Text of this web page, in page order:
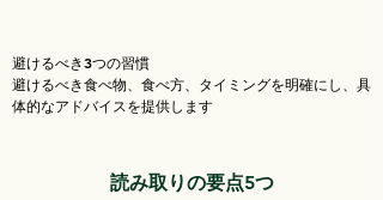
避けるべき3つの習慣
避けるべき食べ物、食べ方、タイミングを明確にし、具
体的なアドバイスを提供します
読み取りの要点5つ​